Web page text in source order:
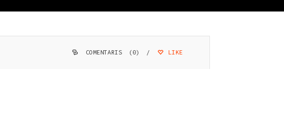
LIKE
COMENTARIS (0) /